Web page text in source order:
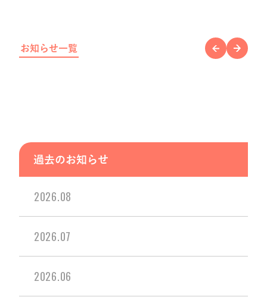
お知らせ一覧
過去のお知らせ
2026.08
2026.07
2026.06